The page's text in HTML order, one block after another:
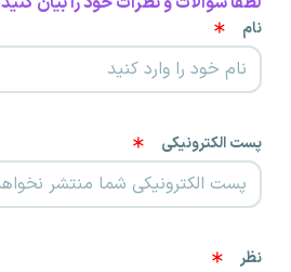
نام
پست الکترونیکی
نظر